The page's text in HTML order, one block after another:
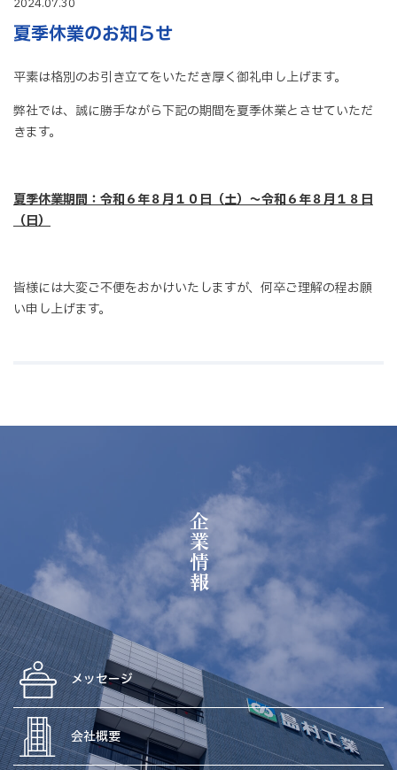
2024.07.30
夏季休業のお知らせ
平素は格別のお引き立てをいただき厚く御礼申し上げます。
弊社では、誠に勝手ながら下記の期間を夏季休業とさせていただ
きます。
夏季休業期間：令和６年８月１０日（土）～令和６年８月１８日
（日）
皆様には大変ご不便をおかけいたしますが、何卒ご理解の程お願
い申し上げます。
企業情報
メッセージ
会社概要